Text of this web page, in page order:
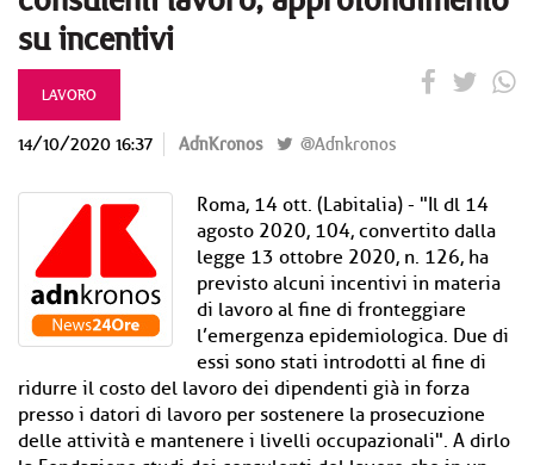
su incentivi
LAVORO
14/10/2020 16:37 AdnKronos @Adnkronos
Roma, 14 ott. (Labitalia) - "Il dl 14
agosto 2020, 104, convertito dalla
legge 13 ottobre 2020, n. 126, ha
previsto alcuni incentivi in materia
di lavoro al fine di fronteggiare
l’emergenza epidemiologica. Due di
essi sono stati introdotti al fine di
ridurre il costo del lavoro dei dipendenti già in forza
presso i datori di lavoro per sostenere la prosecuzione
delle attività e mantenere i livelli occupazionali". A dirlo